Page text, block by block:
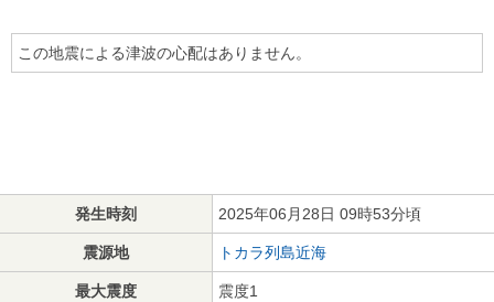
この地震による津波の心配はありません。
発生時刻 2025年06月28日 09時53分頃
震源地 トカラ列島近海
最大震度 震度1